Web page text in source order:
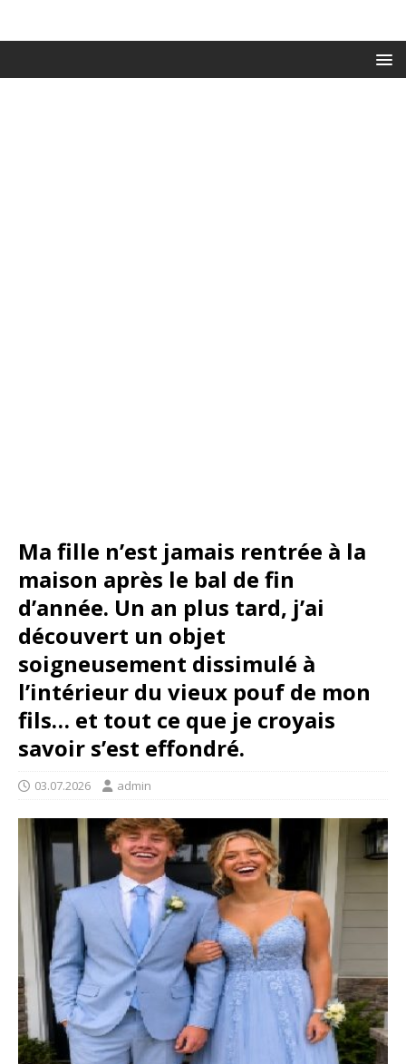
Ma fille n’est jamais rentrée à la
maison après le bal de fin
d’année. Un an plus tard, j’ai
découvert un objet
soigneusement dissimulé à
l’intérieur du vieux pouf de mon
fils… et tout ce que je croyais
savoir s’est effondré.
03.07.2026 admin